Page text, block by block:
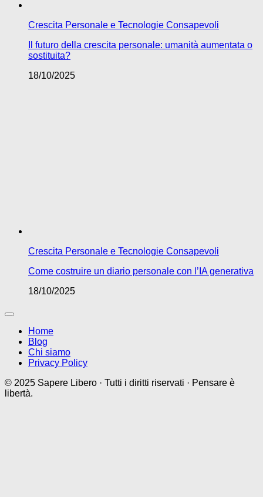
Crescita Personale e Tecnologie Consapevoli
Il futuro della crescita personale: umanità aumentata o
sostituita?
18/10/2025
Crescita Personale e Tecnologie Consapevoli
Come costruire un diario personale con l’IA generativa
18/10/2025
Home
Blog
Chi siamo
Privacy Policy
© 2025 Sapere Libero · Tutti i diritti riservati · Pensare è
libertà.